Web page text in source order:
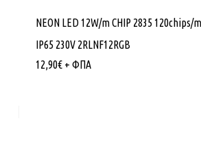
NEON LED 12W/m CHIP 2835 120chips/
IP65 230V 2RLNF12RGB
12,90€ + ΦΠΑ